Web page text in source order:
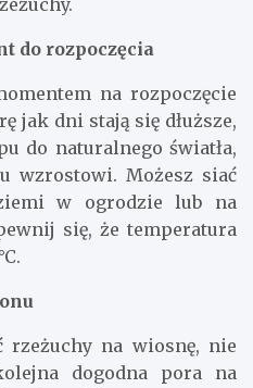
do rozpoczęcia
na rozpoczęcie
jak dni stają się dłuższe,
do naturalnego światła,
wzrostowi. Możesz siać
w ogrodzie lub na
się, że temperatura
rzeżuchy na wiosnę, nie
dogodna pora na